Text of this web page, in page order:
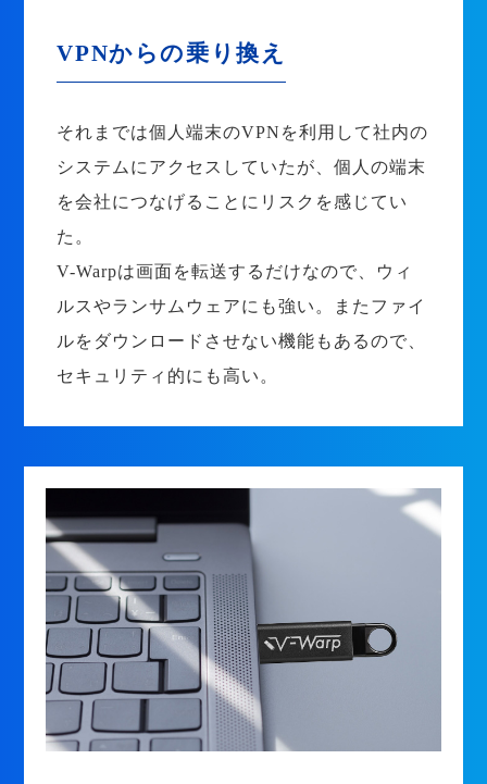
VPNからの乗り換え
それまでは個人端末のVPNを利用して社内の
システムにアクセスしていたが、個人の端末
を会社につなげることにリスクを感じてい
た。
V-Warpは画面を転送するだけなので、ウィ
ルスやランサムウェアにも強い。またファイ
ルをダウンロードさせない機能もあるので、
セキュリティ的にも高い。